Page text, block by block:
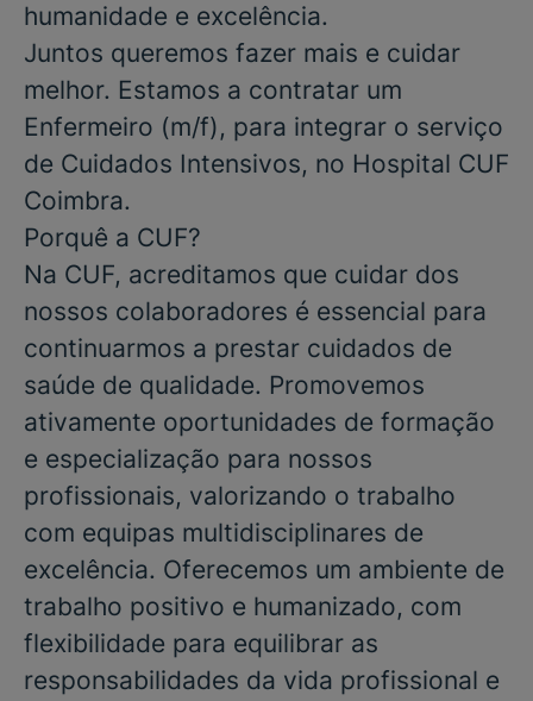
humanidade e excelência.
Juntos queremos fazer mais e cuidar
melhor. Estamos a contratar um
Enfermeiro (m/f), para integrar o serviço
de Cuidados Intensivos, no Hospital CUF
Coimbra.
Porquê a CUF?
Na CUF, acreditamos que cuidar dos
nossos colaboradores é essencial para
continuarmos a prestar cuidados de
saúde de qualidade. Promovemos
ativamente oportunidades de formação
e especialização para nossos
profissionais, valorizando o trabalho
com equipas multidisciplinares de
excelência. Oferecemos um ambiente de
trabalho positivo e humanizado, com
flexibilidade para equilibrar as
responsabilidades da vida profissional e